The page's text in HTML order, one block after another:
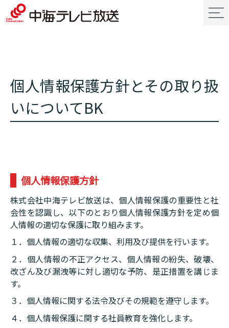
個人情報保護方針とその取り扱
いについてBK
個人情報保護方針
株式会社中海テレビ放送は、個人情報保護の重要性と社
会性を認識し、以下のとおり個人情報保護方針を定め個
人情報の適切な保護に取り組みます。
１．個人情報の適切な収集、利用及び提供を行います。
２．個人情報の不正アクセス、個人情報の紛失、破壊、
改ざん及び漏洩等に対し適切な予防、是正措置を講じま
す。
３．個人情報に関する法令及びその規範を遵守します。
４．個人情報保護に関する社員教育を強化します。